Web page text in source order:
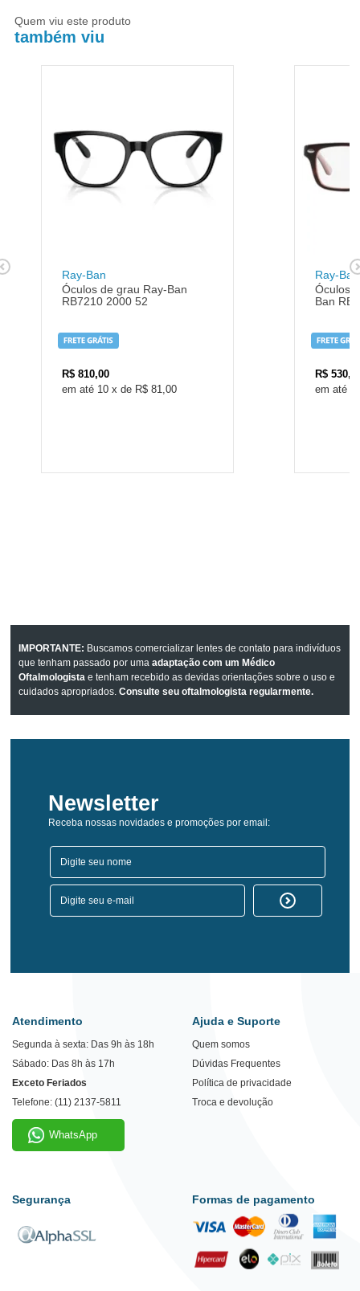
Quem viu este produto
também viu
Ray-Ban
Óculos de grau Ray-Ban
RB7210 2000 52
R$ 810,00
10 x de R$ 81,00
Ray-Ban
Óculos
Ban
R$
IMPORTANTE: Buscamos comercializar lentes de contato para indivíduos
que tenham passado por umaadaptação com um Médico
Oftalmologista e tenham recebido as devidas orientações sobre o uso e
cuidados apropriados.Consulte seu oftalmologista regularmente.
Newsletter
Receba nossas novidades e promoções por email:
Atendimento
Segunda à sexta: Das 9h às 18h
Sábado: Das 8h às 17h
Exceto Feriados
Telefone: (11) 2137-5811
WhatsApp
Ajuda e Suporte
Quem somos
Dúvidas Frequentes
Política de privacidade
Troca e devolução
Segurança Formas de pagamento